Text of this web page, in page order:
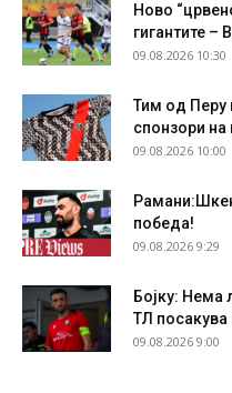
Ново
гигантите –
09.08.2026 10:30
Тим од Перу
спонзори на
09.08.2026 10:00
победа!
09.08.2026 9:29
Бојку: Нема
ТЛ
09.08.2026 9:00